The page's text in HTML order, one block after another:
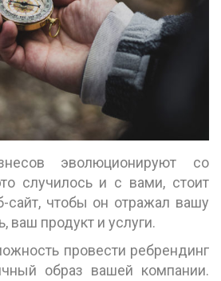
эволюционируют со
случилось и с вами, стоит
сайт, чтобы он отражал вашу
продукт и услуги.
провести ребрендинг
образ вашей компании.